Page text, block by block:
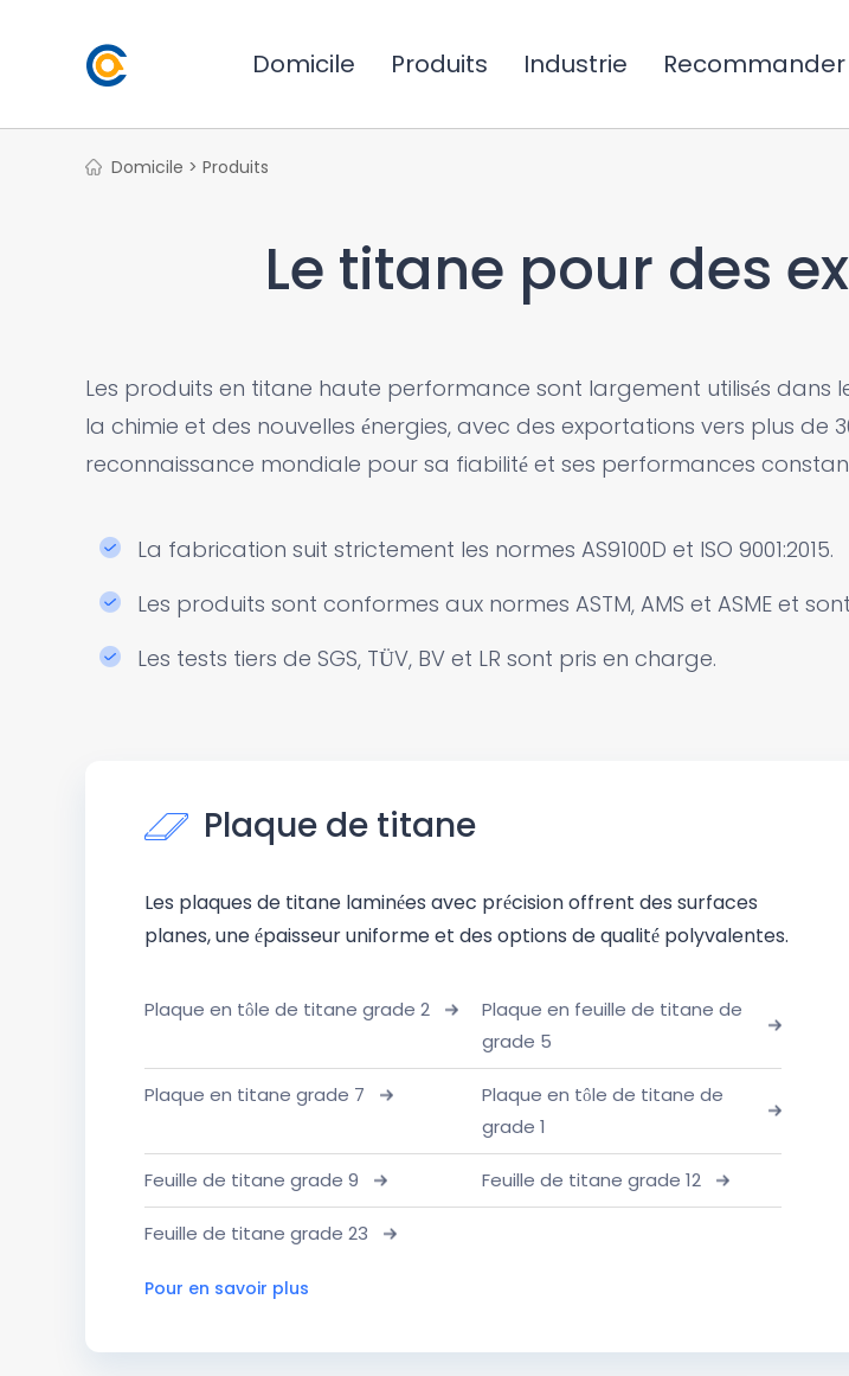
Domicile Produits Industrie Recommander
Domicile > Produits
Le titane pour des
Les produits en titane haute performance sont largement utilisés dans
la chimie et des nouvelles énergies, avec des exportations vers plus de
reconnaissance mondiale pour sa fiabilité et ses performances
La fabrication suit strictement les normes AS9100D et ISO 9001:2015.
Les produits sont conformes aux normes ASTM, AMS et ASME et
Les tests tiers de SGS, TÜV, BV et LR sont pris en charge.
Plaque de titane
Les plaques de titane laminées avec précision offrent des surfaces
planes, une épaisseur uniforme et des options de qualité polyvalentes.
Plaque en tôle de titane grade 2
Plaque en feuille de titane de
grade 5
Plaque en titane grade 7
Plaque en tôle de titane de
grade 1
Feuille de titane grade 9 Feuille de titane grade 12
Feuille de titane grade 23
Pour en savoir plus